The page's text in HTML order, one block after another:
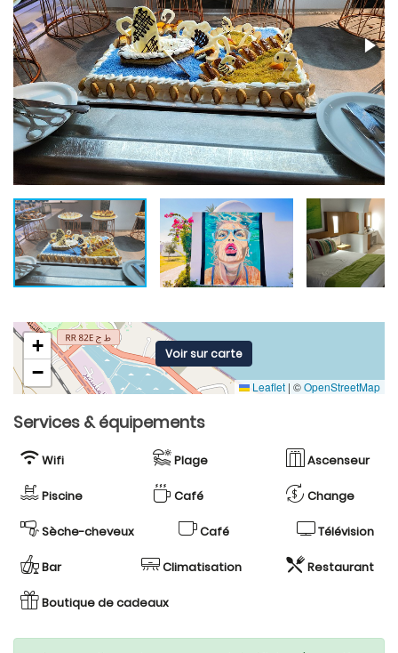
+
−
Leaflet | ©OpenStreetMap
Voir sur carte
Services & équipements
Wifi Plage Ascenseur
Piscine Café Change
Sèche-cheveux Café Télévision
Bar Climatisation Restaurant
Boutique de cadeaux